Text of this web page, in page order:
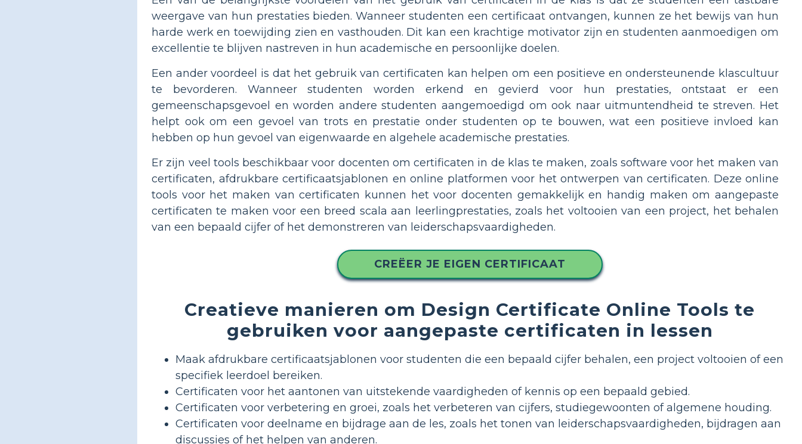
weergave van hun prestaties bieden. Wanneer studenten een certificaat ontvangen, kunnen ze het bewijs van hun
harde werk en toewijding zien en vasthouden. Dit kan een krachtige motivator zijn en studenten aanmoedigen om
excellentie te blijven nastreven in hun academische en persoonlijke doelen.
Een ander voordeel is dat het gebruik van certificaten kan helpen om een positieve en ondersteunende klascultuur
te bevorderen. Wanneer studenten worden erkend en gevierd voor hun prestaties, ontstaat er een
gemeenschapsgevoel en worden andere studenten aangemoedigd om ook naar uitmuntendheid te streven. Het
helpt ook om een gevoel van trots en prestatie onder studenten op te bouwen, wat een positieve invloed kan
hebben op hun gevoel van eigenwaarde en algehele academische prestaties.
Er zijn veel tools beschikbaar voor docenten om certificaten in de klas te maken, zoals software voor het maken van
certificaten, afdrukbare certificaatsjablonen en online platformen voor het ontwerpen van certificaten. Deze online
tools voor het maken van certificaten kunnen het voor docenten gemakkelijk en handig maken om aangepaste
certificaten te maken voor een breed scala aan leerlingprestaties, zoals het voltooien van een project, het behalen
van een bepaald cijfer of het demonstreren van leiderschapsvaardigheden.
CREËER JE EIGEN CERTIFICAAT
Creatieve manieren om Design Certificate Online Tools te
gebruiken voor aangepaste certificaten in lessen
Maak afdrukbare certificaatsjablonen voor studenten die een bepaald cijfer behalen, een project voltooien of een
specifiek leerdoel bereiken.
Certificaten voor het aantonen van uitstekende vaardigheden of kennis op een bepaald gebied.
Certificaten voor verbetering en groei, zoals het verbeteren van cijfers, studiegewoonten of algemene houding.
Certificaten voor deelname en bijdrage aan de les, zoals het tonen van leiderschapsvaardigheden, bijdragen aan
discussies of het helpen van anderen.